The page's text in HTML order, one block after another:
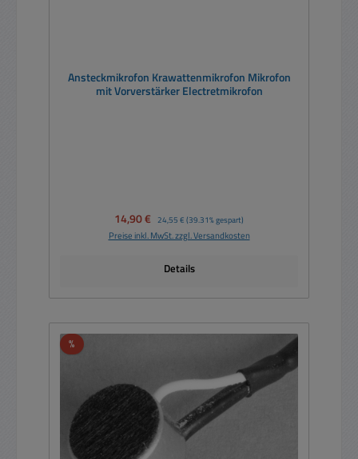
Ansteckmikrofon Krawattenmikrofon Mikrofon
mit Vorverstärker Electretmikrofon
Verkaufspreis:
14,90 € Regulärer Preis:
24,55 € (39.31% gespart)
Preise inkl. MwSt. zzgl. Versandkosten
Details
%Rabatt